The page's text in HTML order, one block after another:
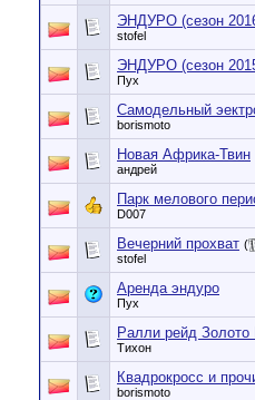
ЭНДУРО (сезон
stofel
ЭНДУРО (сезон
Пух
Самодельный
borismoto
Новая Африка-Твин
андрей
Парк мелового
D007
Вечерний прохват (
stofel
Аренда эндуро
Пух
Ралли рейд Золото
Тихон
Квадрокросс и
borismoto